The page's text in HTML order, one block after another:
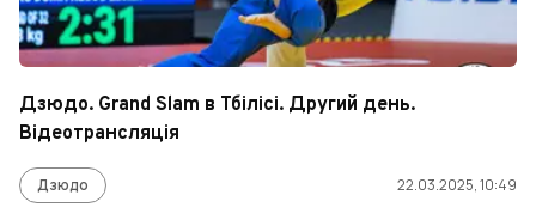
Дзюдо. Grand Slam в Тбілісі. Другий день.
Відеотрансляція
Дзюдо 22.03.2025, 10:49